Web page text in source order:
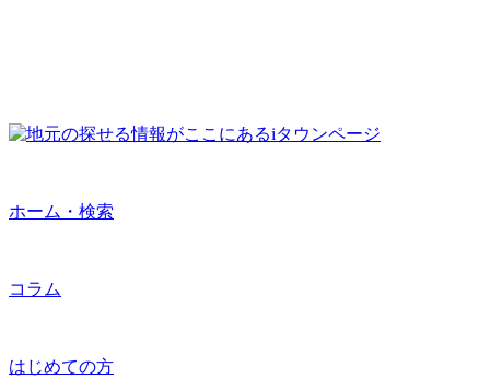
ホーム・検索
コラム
はじめての方